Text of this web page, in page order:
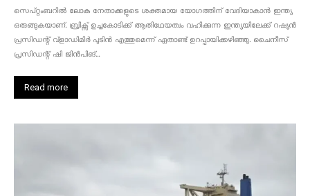
സെപ്റ്റംബറിൽ ലോക നേതാക്കളുടെ ശക്തമായ യോഗത്തിന് വേദിയാകാൻ ഇന്ത്യ
ഒരുങ്ങുകയാണ്. ബ്രിക്സ് ഉച്ചകോടിക്ക് ആതിഥേയത്വം വഹിക്കുന്ന ഇന്ത്യയിലേക്ക് റഷ്യൻ
പ്രസിഡന്റ് വ്‌ളാഡിമിർ പുടിൻ എത്തുമെന്ന് ഏതാണ്ട് ഉറപ്പായിക്കഴിഞ്ഞു. ചൈനീസ്
പ്രസിഡന്റ് ഷി ജിൻപിങ്...
Read more